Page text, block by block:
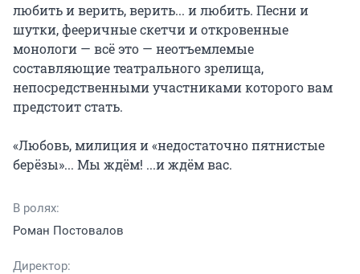
любить и верить, верить... и любить. Песни и
шутки, фееричные скетчи и откровенные
монологи — всё это — неотъемлемые
составляющие театрального зрелища,
непосредственными участниками которого вам
предстоит стать.
«Любовь, милиция и «недостаточно пятнистые
берёзы»... Мы ждём! ...и ждём вас.
В ролях:
Роман Постовалов
Директор: